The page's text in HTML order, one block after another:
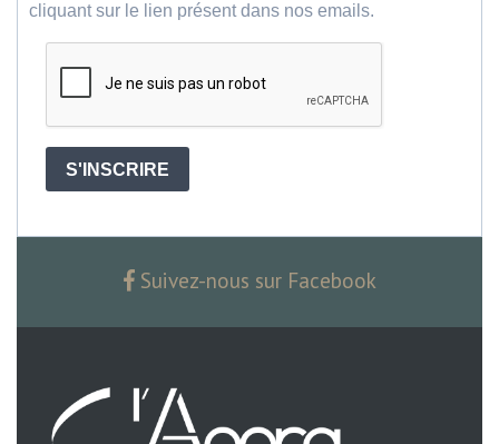
cliquant sur le lien présent dans nos emails.
S'INSCRIRE
Suivez-nous sur Facebook